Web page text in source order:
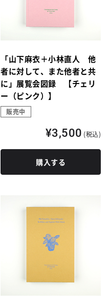
「山下麻衣＋小林直人 他
者に対して、また他者と共
に」展覧会図録 【チェリ
ー（ピンク）】
販売中
¥3,500 (税込)
購入する